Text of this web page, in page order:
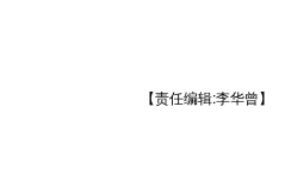
【责任编辑:李华曾】